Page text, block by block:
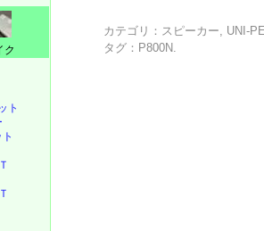
カテゴリ： スピーカー, UNI-
タグ： P800N.
ク
ト